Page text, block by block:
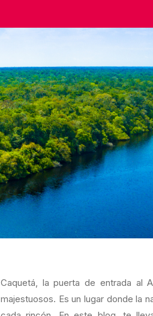
Caquetá, la puerta de entrada al
majestuosos. Es un lugar donde la